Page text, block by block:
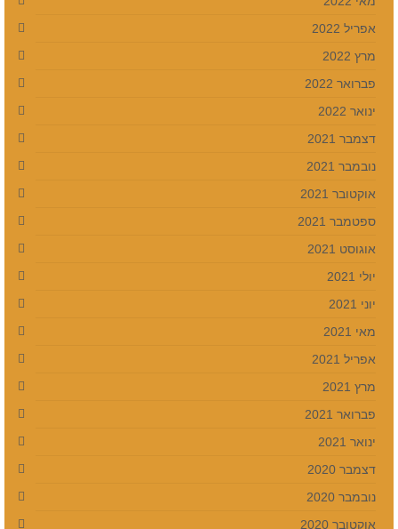
אפריל 2022
מרץ 2022
פברואר 2022
ינואר 2022
דצמבר 2021
נובמבר 2021
אוקטובר 2021
ספטמבר 2021
אוגוסט 2021
יולי 2021
יוני 2021
מאי 2021
אפריל 2021
מרץ 2021
פברואר 2021
ינואר 2021
דצמבר 2020
נובמבר 2020
אוקטובר 2020